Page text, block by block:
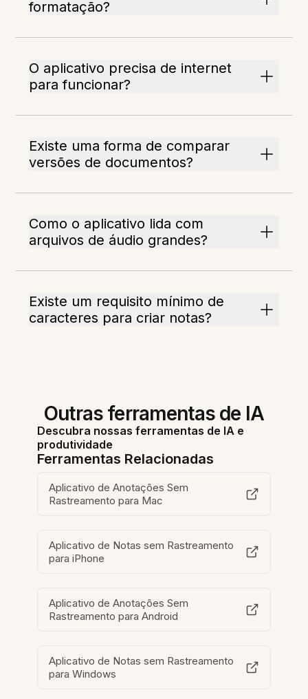
formatação?
O aplicativo precisa de internet
para funcionar?
Existe uma forma de comparar
versões de documentos?
Como o aplicativo lida com
arquivos de áudio grandes?
Existe um requisito mínimo de
caracteres para criar notas?
Outras ferramentas de IA
Descubra nossas ferramentas de IA e
produtividade
Ferramentas Relacionadas
Aplicativo de Anotações Sem
Rastreamento para Mac
Aplicativo de Notas sem Rastreamento
para iPhone
Aplicativo de Anotações Sem
Rastreamento para Android
Aplicativo de Notas sem Rastreamento
para Windows